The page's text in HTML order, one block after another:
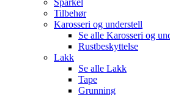
Tilbehør
Karosseri og understell
Se alle Karosseri og
Rustbeskyttelse
Lakk
Se alle Lakk
Tape
Grunning